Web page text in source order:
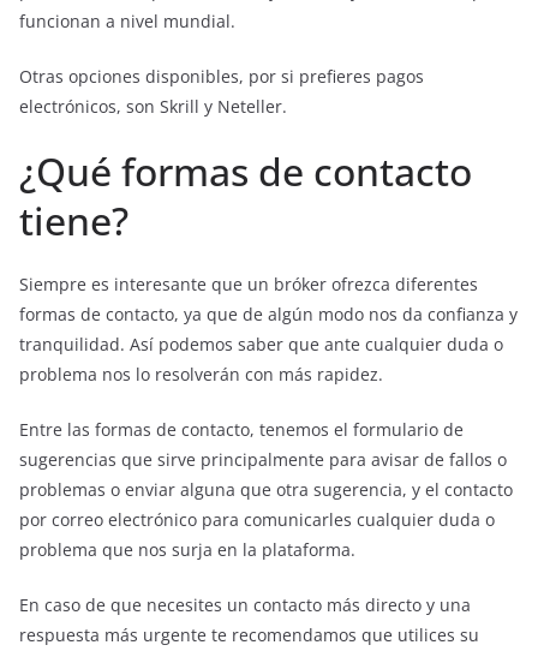
funcionan a nivel mundial.
Otras opciones disponibles, por si prefieres pagos
electrónicos, son Skrill y Neteller.
¿Qué formas de contacto
tiene?
Siempre es interesante que un bróker ofrezca diferentes
formas de contacto, ya que de algún modo nos da confianza y
tranquilidad. Así podemos saber que ante cualquier duda o
problema nos lo resolverán con más rapidez.
Entre las formas de contacto, tenemos el formulario de
sugerencias que sirve principalmente para avisar de fallos o
problemas o enviar alguna que otra sugerencia, y el contacto
por correo electrónico para comunicarles cualquier duda o
problema que nos surja en la plataforma.
En caso de que necesites un contacto más directo y una
respuesta más urgente te recomendamos que utilices su